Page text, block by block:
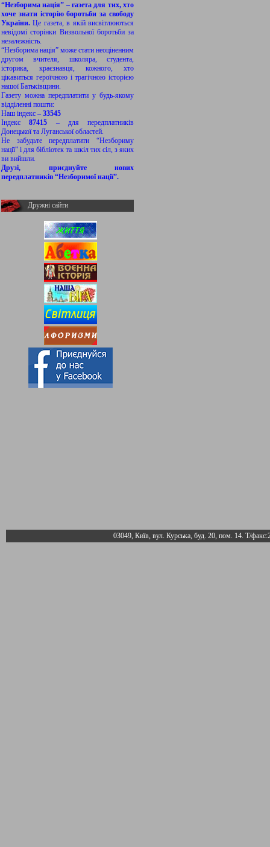
“Незборима нація” – газета для тих, хто
хоче знати історію боротьби за свободу
України.Це газета, в якій висвітлюються
невідомі сторінки Визвольної боротьби за
незалежність.
“Незборима нація” може стати неоціненним
другом вчителя, школяра, студента,
історика, краєзнавця, кожного, хто
цікавиться героїчною і трагічною історією
нашої Батьківщини.
Газету можна передплатити у будь-якому
відділенні пошти:
Наш індекс – 33545
Індекс87415 – для передплатників
Донецької та Луганської областей.
Не забудьте передплатити “Незбориму
нації” і для бібліотек та шкіл тих сіл, з яких
ви вийшли.
Друзі, приєднуйте нових
передплатників “Незборимої нації”.
Дружні сайти
03049, Київ, вул. Курська, буд. 20, пом. 14. Т/